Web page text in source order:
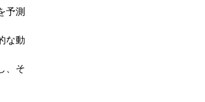
予測
な動
、そ